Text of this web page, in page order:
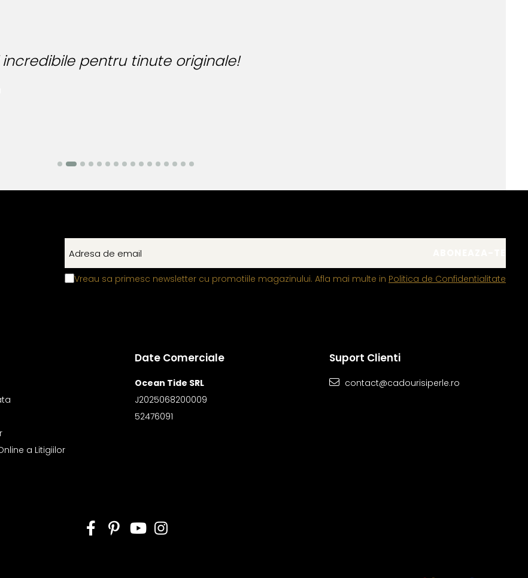
pentru tinute originale!
Vreau sa primesc newsletter cu promotiile magazinului. Afla mai multe in Politica de Confidentialitate
a Litigiilor
Date Comerciale
Ocean Tide SRL
J2025068200009
52476091
Suport Clienti
contact@cadourisiperle.ro